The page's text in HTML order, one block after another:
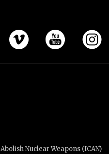
Nuclear Weapons (ICAN)